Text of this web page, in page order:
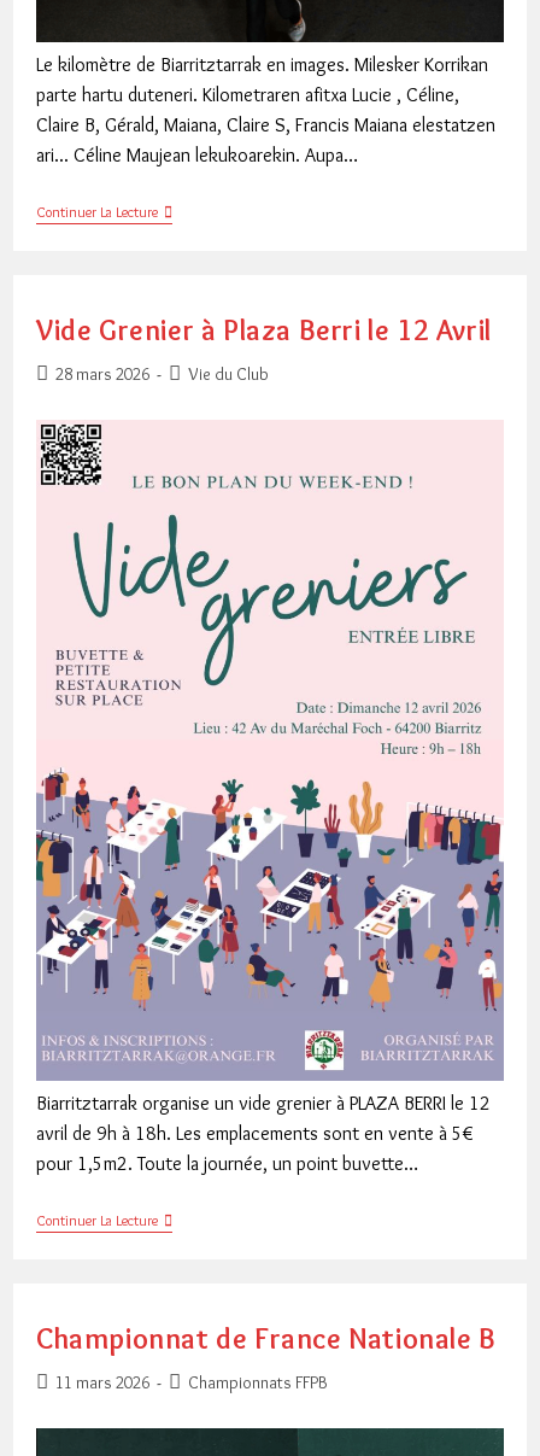
Le kilomètre de Biarritztarrak en images. Milesker Korrikan
parte hartu duteneri. Kilometraren afitxa Lucie , Céline,
Claire B, Gérald, Maiana, Claire S, Francis Maiana elestatzen
ari... Céline Maujean lekukoarekin. Aupa…
Continuer La LectureMilesker
Korrikalarieri…
Vide Grenier à Plaza Berri le 12 Avril
Publication
28 mars 2026
PostVie du Club
Biarritztarrak organise un vide grenier à PLAZA BERRI le 12
avril de 9h à 18h. Les emplacements sont en vente à 5€
pour 1,5m2. Toute la journée, un point buvette…
Continuer La LectureVide
Grenier
12
Avril
Championnat de France Nationale B
Publication
11 mars 2026
PostChampionnats FFPB